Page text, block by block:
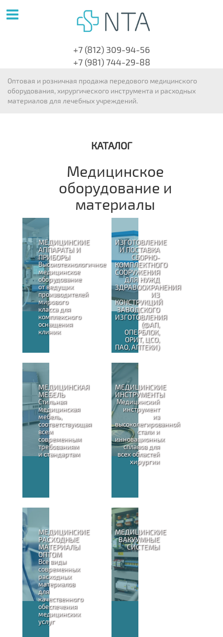
+7 (812) 309-94-56
+7 (981) 744-29-88
Оптовая и розничная продажа передового медицинского
оборудования, хирургического инструмента и расходных
материалов для лечебных учреждений.
КАТАЛОГ
Медицинское
оборудование и
материалы
МЕДИЦИНСКИЕ
АППАРАТЫ И
ПРИБОРЫ
Высокотехнологичное
медицинское
оборудование
от ведущих
производителей
мирового
класса для
комплексного
оснащения
клиник
ИЗГОТОВЛЕНИЕ
И ПОСТАВКА
СБОРНО-
КОМПЛЕКТНОГО
СООРУЖЕНИЯ
ДЛЯ НУЖД
ЗДРАВООХРАНЕНИЯ
ИЗ
КОНСТРУКЦИЙ
ЗАВОДСКОГО
ИЗГОТОВЛЕНИЯ
(ФАП,
ОПЕРБЛОК,
ОРИТ, ЦСО,
ПАО, АПТЕКИ)
МЕДИЦИНСКАЯ
МЕБЕЛЬ
Стильная
медицинская
мебель,
соответствующая
всем
современным
требованиям
и стандартам
МЕДИЦИНСКИЕ
ИНСТРУМЕНТЫ
Медицинский
инструмент
из
высоколегированной
стали и
инновационных
сплавов для
всех областей
хирургии
МЕДИЦИНСКИЕ
РАСХОДНЫЕ
МАТЕРИАЛЫ
ОПТОМ
Все виды
современных
расходных
материалов
для
качественного
обеспечения
медицинских
услуг
МЕДИЦИНСКИЕ
ВАКУУМНЫЕ
СИСТЕМЫ